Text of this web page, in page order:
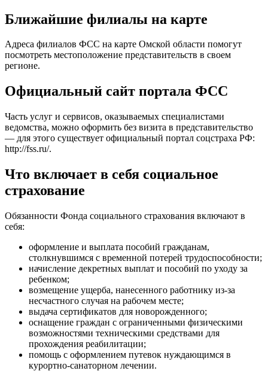
Ближайшие филиалы на карте
Адреса филиалов ФСС на карте Омской области помогут
посмотреть местоположение представительств в своем
регионе.
Официальный сайт портала ФСС
Часть услуг и сервисов, оказываемых специалистами
ведомства, можно оформить без визита в представительство
— для этого существует официальный портал соцстраха РФ:
http://fss.ru/.
Что включает в себя социальное
страхование
Обязанности Фонда социального страхования включают в
себя:
оформление и выплата пособий гражданам,
столкнувшимся с временной потерей трудоспособности;
начисление декретных выплат и пособий по уходу за
ребенком;
возмещение ущерба, нанесенного работнику из-за
несчастного случая на рабочем месте;
выдача сертификатов для новорожденного;
оснащение граждан с ограниченными физическими
возможностями техническими средствами для
прохождения реабилитации;
помощь с оформлением путевок нуждающимся в
курортно-санаторном лечении.